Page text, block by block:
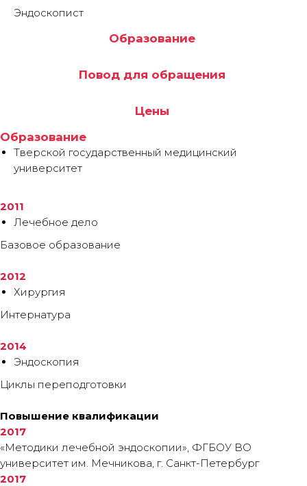
Эндоскопист
Образование
Повод для обращения
Цены
Образование
Тверской государственный медицинский
университет
2011
Лечебное дело
Базовое образование
2012
Хирургия
Интернатура
2014
Эндоскопия
Циклы переподготовки
Повышение квалификации
2017
«Методики лечебной эндоскопии», ФГБОУ ВО
университет им. Мечникова, г. Санкт-Петербург
2017